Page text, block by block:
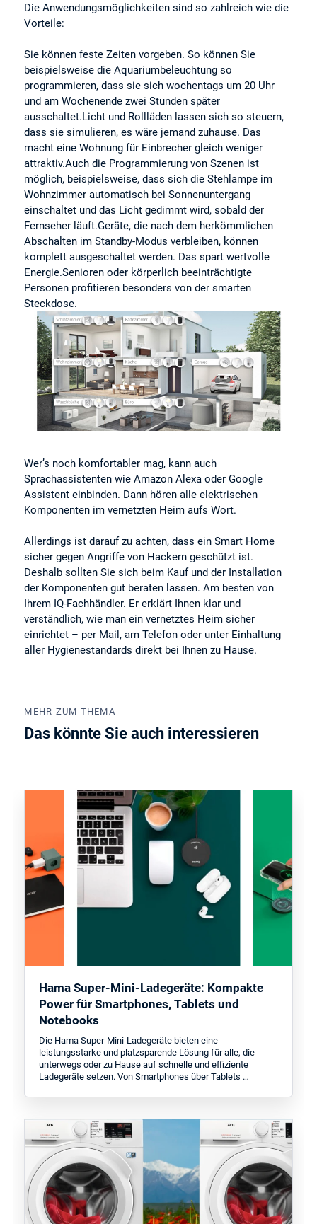
Die Anwendungsmöglichkeiten sind so zahlreich wie die
Vorteile:
Sie können feste Zeiten vorgeben. So können Sie
beispielsweise die Aquariumbeleuchtung so
programmieren, dass sie sich wochentags um 20 Uhr
und am Wochenende zwei Stunden später
ausschaltet.Licht und Rollläden lassen sich so steuern,
dass sie simulieren, es wäre jemand zuhause. Das
macht eine Wohnung für Einbrecher gleich weniger
attraktiv.Auch die Programmierung von Szenen ist
möglich, beispielsweise, dass sich die Stehlampe im
Wohnzimmer automatisch bei Sonnenuntergang
einschaltet und das Licht gedimmt wird, sobald der
Fernseher läuft.Geräte, die nach dem herkömmlichen
Abschalten im Standby-Modus verbleiben, können
komplett ausgeschaltet werden. Das spart wertvolle
Energie.Senioren oder körperlich beeinträchtigte
Personen profitieren besonders von der smarten
Steckdose.
Wer’s noch komfortabler mag, kann auch
Sprachassistenten wie Amazon Alexa oder Google
Assistent einbinden. Dann hören alle elektrischen
Komponenten im vernetzten Heim aufs Wort.
Allerdings ist darauf zu achten, dass ein Smart Home
sicher gegen Angriffe von Hackern geschützt ist.
Deshalb sollten Sie sich beim Kauf und der Installation
der Komponenten gut beraten lassen. Am besten von
Ihrem IQ-Fachhändler. Er erklärt Ihnen klar und
verständlich, wie man ein vernetztes Heim sicher
einrichtet – per Mail, am Telefon oder unter Einhaltung
aller Hygienestandards direkt bei Ihnen zu Hause.
MEHR ZUM THEMA
Das könnte Sie auch interessieren
Hama Super-Mini-Ladegeräte: Kompakte
Power für Smartphones, Tablets und
Notebooks
Die Hama Super-Mini-Ladegeräte bieten eine
leistungsstarke und platzsparende Lösung für alle, die
unterwegs oder zu Hause auf schnelle und effiziente
Ladegeräte setzen. Von Smartphones über Tablets …